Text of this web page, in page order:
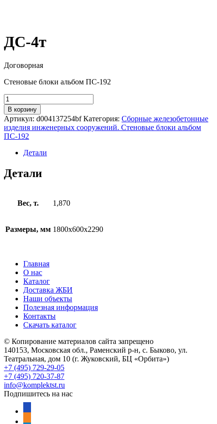
ДС-4т
Договорная
Стеновые блоки альбом ПС-192
Количество
товара
ДС-4т
В корзину
Артикул: d004137254bf Категория: Сборные железобетонные
изделия инженерных сооружений. Стеновые блоки альбом
ПС-192
Детали
Детали
Вес, т. 1,870
Размеры, мм 1800x600x2290
Главная
О нас
Каталог
Доставка ЖБИ
Наши объекты
Полезная информация
Контакты
Скачать каталог
© Копирование материалов сайта запрещено
140153, Московская обл., Раменский р-н, с. Быково, ул.
Театральная, дом 10 (г. Жуковский, БЦ «Орбита»)
+7 (495) 729-29-05
+7 (495) 720-37-87
info@komplektst.ru
Подпишитесь на нас